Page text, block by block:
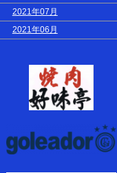
2021年07月
2021年06月